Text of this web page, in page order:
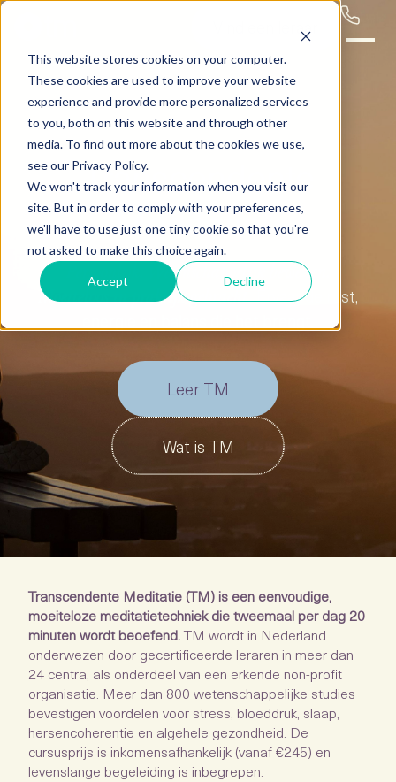
This website stores cookies on your computer.
These cookies are used to improve your website
experience and provide more personalized services
to you, both on this website and through other
media. To find out more about the cookies we use,
see our Privacy Policy.
We won't track your information when you visit our
site. But in order to comply with your preferences,
we'll have to use just one tiny cookie so that you're
not asked to make this choice again.
Accept Decline
Vind een leraar
Transcendente
Meditatie*:
Persoonlijk.
Wetenschappelijk bewezen.
Moeiteloos in praktijk gebracht.Ervaar de rust,
Leer TM
Wat is TM
Transcendente Meditatie (TM) is een eenvoudige,
moeiteloze meditatietechniek die tweemaal per dag 20
minuten wordt beoefend.TM wordt in Nederland
onderwezen door gecertificeerde leraren in meer dan
24 centra, als onderdeel van een erkende non-profit
organisatie. Meer dan 800 wetenschappelijke studies
bevestigen voordelen voor stress, bloeddruk, slaap,
hersencoherentie en algehele gezondheid. De
cursusprijs is inkomensafhankelijk (vanaf €245) en
levenslange begeleiding is inbegrepen.